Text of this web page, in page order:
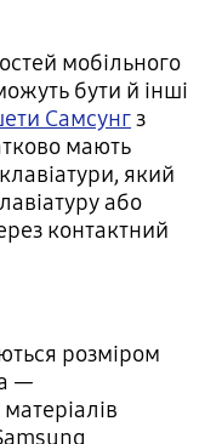
мобільного
бути й інші
Самсунгз
мають
який
або
контактний
розміром
—